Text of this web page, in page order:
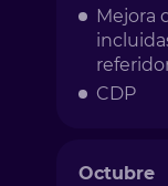
Mejora
CDP
Octubre